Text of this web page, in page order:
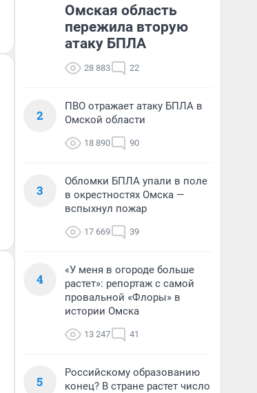
Омская область
пережила вторую
атаку БПЛА
28 883 22
2
ПВО отражает атаку БПЛА в
Омской области
18 890 90
3
Обломки БПЛА упали в поле
в окрестностях Омска —
вспыхнул пожар
17 669 39
4
«У меня в огороде больше
растет»: репортаж с самой
провальной «Флоры» в
истории Омска
13 247 41
5
Российскому образованию
конец? В стране растет число